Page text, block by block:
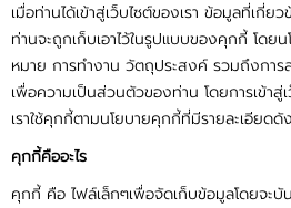
เกี่ยวกับเรา
ติดต่อเรา
แจ้งชำระเงิน
เมื่อท่านได้เข้าสู่เว็บไซต์ของเรา ข้อมูลที่เกี่ย
ท่านจะถูกเก็บเอาไว้ในรูปแบบของคุกกี้ โด
หมาย การทำงาน วัตถุประสงค์ รวมถึงการ
เพื่อความเป็นส่วนตัวของท่าน โดยการเข้าสู่
เราใช้คุกกี้ตามนโยบายคุกกี้ที่มีรายละเอียดดั
คุกกี้คืออะไร
คุกกี้ คือ ไฟล์เล็กๆเพื่อจัดเก็บข้อมูลโดยจะ